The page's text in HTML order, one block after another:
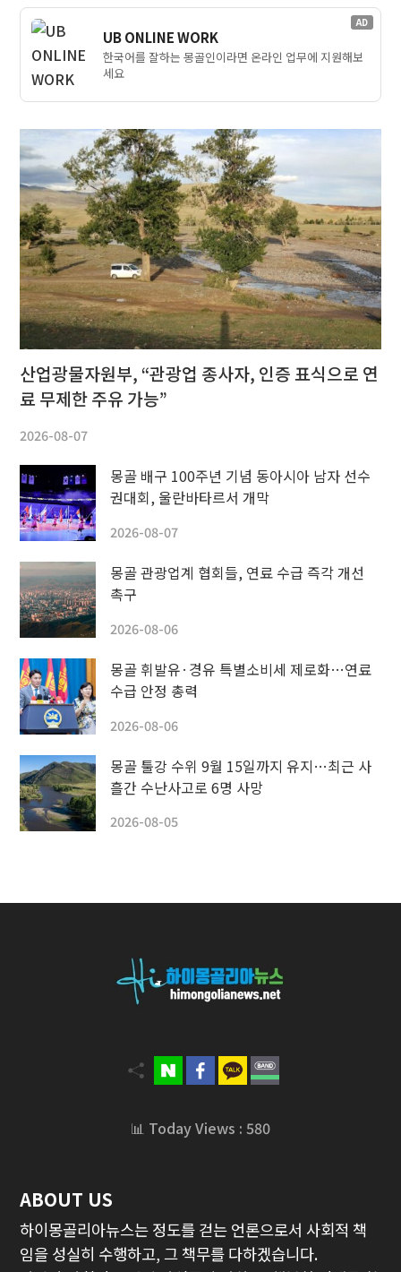
AD
UB ONLINE WORK
한국어를 잘하는 몽골인이라면 온라인 업무에 지원해보
세요
산업광물자원부, “관광업 종사자, 인증 표식으로 연
료 무제한 주유 가능”
2026-08-07
몽골 배구 100주년 기념 동아시아 남자 선수
권대회, 울란바타르서 개막
2026-08-07
몽골 관광업계 협회들, 연료 수급 즉각 개선
촉구
2026-08-06
몽골 휘발유·경유 특별소비세 제로화…연료
수급 안정 총력
2026-08-06
몽골 툴강 수위 9월 15일까지 유지…최근 사
흘간 수난사고로 6명 사망
2026-08-05
📊 Today Views : 580
ABOUT US
하이몽골리아뉴스는 정도를 걷는 언론으로서 사회적 책
임을 성실히 수행하고, 그 책무를 다하겠습니다.